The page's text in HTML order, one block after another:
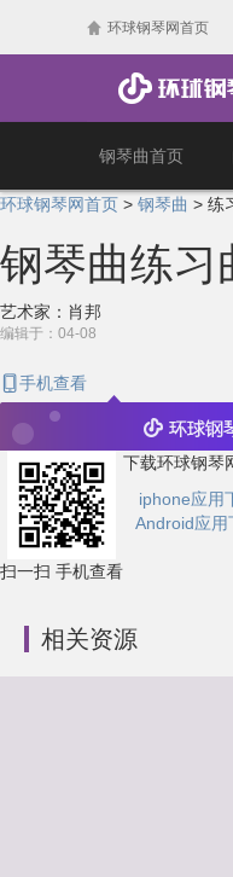
环球钢琴网首页
钢琴曲首页
环球钢琴网首页 > 钢琴曲 > 练
钢琴曲练习
艺术家：肖邦
编辑于：04-08
手机查看
扫一扫 手机查看
下载环球钢琴
iphone应用
Android应用
相关资源